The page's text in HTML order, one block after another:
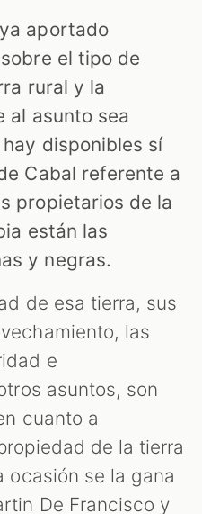
aportado
el tipo de
rural y la
al asunto sea
disponibles sí
Cabal referente a
propietarios de la
están las
y negras.
de esa tierra, sus
las
e
asuntos, son
cuanto a
de la tierra
ocasión se la gana
De Francisco y